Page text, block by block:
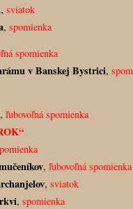
, sviatok
, spomienka
spomienka
v Banskej Bystrici,
, ľubovoľná spomienka
, ľubovoľná spomienka
, sviatok
, spomienka